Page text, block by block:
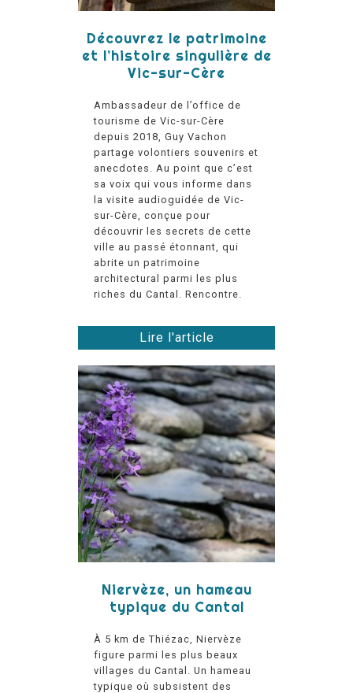
Découvrez le patrimoine
et l’histoire singulière de
Vic-sur-Cère
Ambassadeur de l’office de
tourisme de Vic-sur-Cère
depuis 2018, Guy Vachon
partage volontiers souvenirs et
anecdotes. Au point que c’est
sa voix qui vous informe dans
la visite audioguidée de Vic-
sur-Cère, conçue pour
découvrir les secrets de cette
ville au passé étonnant, qui
abrite un patrimoine
architectural parmi les plus
riches du Cantal. Rencontre.
Lire l'article
Niervèze, un hameau
typique du Cantal
À 5 km de Thiézac, Niervèze
figure parmi les plus beaux
villages du Cantal. Un hameau
typique où subsistent des